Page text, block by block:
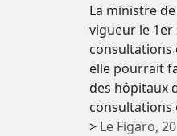
La ministre
vigueur le
consultations
elle pourrait
des hôpitaux
consultations
> Le Figaro,